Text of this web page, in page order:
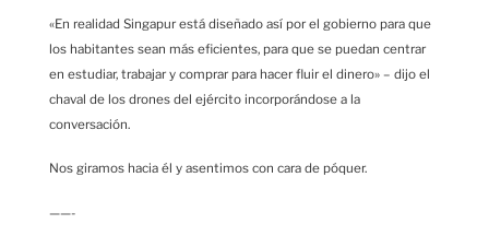
«En realidad Singapur está diseñado así por el gobierno para que
los habitantes sean más eficientes, para que se puedan centrar
en estudiar, trabajar y comprar para hacer fluir el dinero» – dijo el
chaval de los drones del ejército incorporándose a la
conversación.
Nos giramos hacia él y asentimos con cara de póquer.
——-